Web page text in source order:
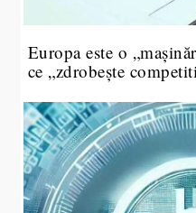
Europa este o
ce „zdrobește